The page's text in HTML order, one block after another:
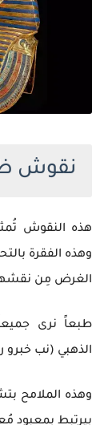
نقوش
وهذه الفقرة
الغرض مِن نقشها
طبعاً نرى
الذهبي (نب خبرو
وهذه الملامح
بيرتبط بمعبود